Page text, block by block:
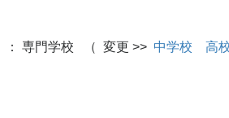
： 専門学校 （ 変更 >> 中学校 高